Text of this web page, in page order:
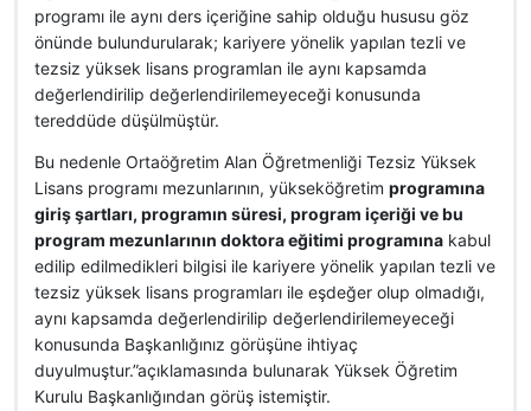
programı ile aynı ders içeriğine sahip olduğu hususu göz
önünde bulundurularak; kariyere yönelik yapılan tezli ve
tezsiz yüksek lisans programlan ile aynı kapsamda
değerlendirilip değerlendirilemeyeceği konusunda
tereddüde düşülmüştür.
Bu nedenle Ortaöğretim Alan Öğretmenliği Tezsiz Yüksek
Lisans programı mezunlarının, yükseköğretim programına
giriş şartları, programın süresi, program içeriği ve bu
program mezunlarının doktora eğitimi programına kabul
edilip edilmedikleri bilgisi ile kariyere yönelik yapılan tezli ve
tezsiz yüksek lisans programları ile eşdeğer olup olmadığı,
aynı kapsamda değerlendirilip değerlendirilemeyeceği
konusunda Başkanlığınız görüşüne ihtiyaç
duyulmuştur.”açıklamasında bulunarak Yüksek Öğretim
Kurulu Başkanlığından görüş istemiştir.